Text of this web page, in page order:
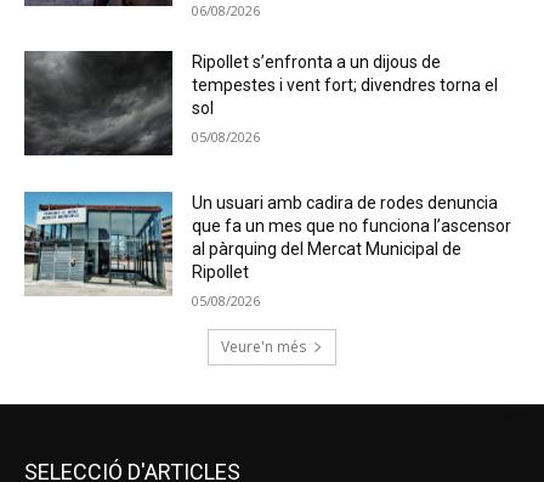
06/08/2026
Ripollet s’enfronta a un dijous de
tempestes i vent fort; divendres torna el
sol
05/08/2026
Un usuari amb cadira de rodes denuncia
que fa un mes que no funciona l’ascensor
al pàrquing del Mercat Municipal de
Ripollet
05/08/2026
Veure'n més
SELECCIÓ D'ARTICLES